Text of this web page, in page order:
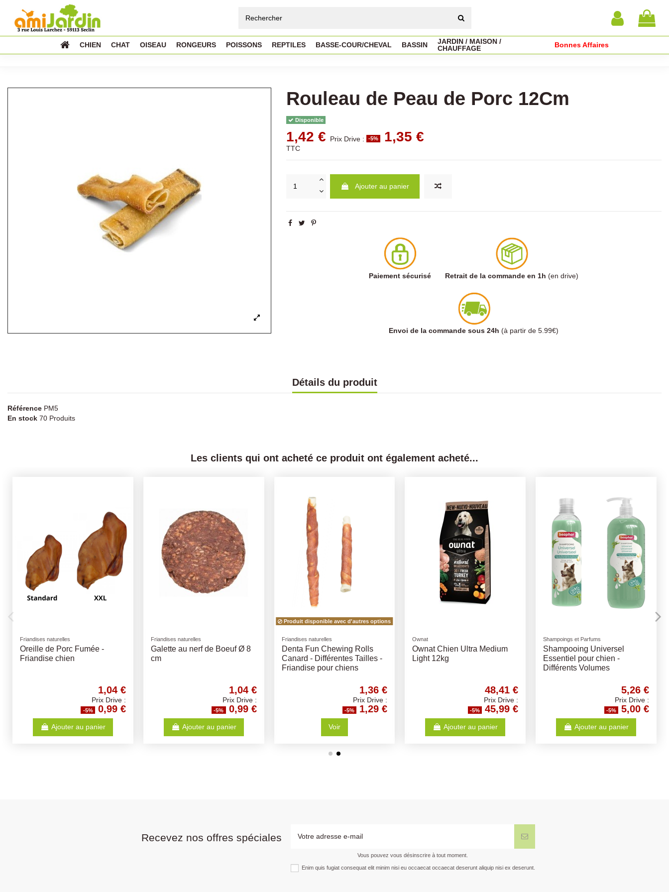
CHIEN CHAT OISEAU RONGEURS POISSONS REPTILES BASSE-COUR/CHEVAL BASSIN
JARDIN / MAISON /
CHAUFFAGE
Bonnes Affaires
Rouleau de Peau de Porc 12Cm
Disponible
1,42 € Prix Drive : -5% 1,35 €
TTC
Ajouter au panier
Paiement sécurisé Retrait de la commande en 1h (en drive)
Envoi de la commande sous 24h (à partir de 5.99€)
Détails du produit
Référence PM5
En stock 70 Produits
Les clients qui ont acheté ce produit ont également acheté...
Bosch
Bosch Adult Agneau/Riz
36,31 €
Prix Drive :
-5% 34,49 €
Ajouter au panier
Friandises naturelles
Trachée Coupée de Boeuf
7/8cm 200Gr
4,62 €
Prix Drive :
-5% 4,39 €
Ajouter au panier
Friandises naturelles
Rouleau à Mâcher 10cm -
Différents Gouts
0,41 €
Prix Drive :
-5% 0,39 €
Ajouter au panier
Friandises naturelles
Premio Flags Poulet 14cm -
20/30G
0,62 €
Prix Drive :
-5% 0,59 €
Ajouter au panier
Friandises naturelles
Filet De Canard tendre -
100Gr
2,94 €
Prix Drive :
-5% 2,79 €
Ajouter au panier
Recevez nos offres spéciales
Vous pouvez vous désinscrire à tout moment.
Enim quis fugiat consequat elit minim nisi eu occaecat occaecat deserunt aliquip nisi ex deserunt.